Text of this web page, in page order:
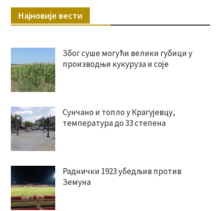
Најновије вести
Због суше могући велики губици у
производњи кукуруза и соје
Сунчано и топло у Крагујевцу,
температура до 33 степена
Раднички 1923 убедљив против
Земуна